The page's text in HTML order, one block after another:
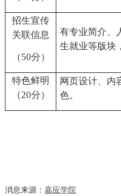
招生宣传
关联信息
（50分）
有专业简介、
生就业等版块
特色鲜明
（20分）
网页设计、内
色。
消息来源： 嘉应学院